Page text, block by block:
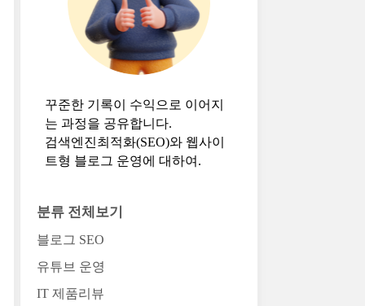
꾸준한 기록이 수익으로 이어지
는 과정을 공유합니다.
검색엔진최적화(SEO)와 웹사이
트형 블로그 운영에 대하여.
분류 전체보기
블로그 SEO
유튜브 운영
IT 제품리뷰